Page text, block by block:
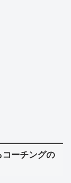
ーチングの